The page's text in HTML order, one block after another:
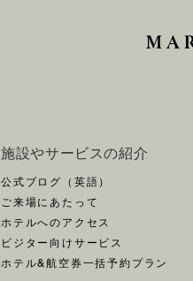
施設やサービスの紹介
公式ブログ（英語）
ご来場にあたって
ホテルへのアクセス
ビジター向けサービス
ホテル&航空券一括予約プラン